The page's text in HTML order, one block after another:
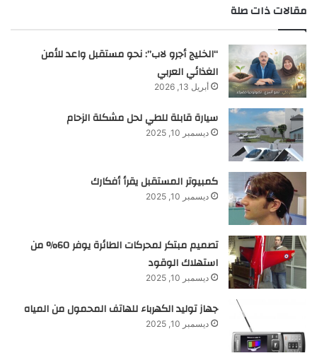
مقالات ذات صلة
“الخليج أجرو لاب”: نحو مستقبل واعد للأمن
الغذائي العربي
أبريل 13, 2026
سيارة قابلة للطي لحل مشكلة الزحام
ديسمبر 10, 2025
كمبيوتر المستقبل يقرأ أفكارك
ديسمبر 10, 2025
تصميم مبتكر لمحركات الطائرة يوفر 60% من
استهلاك الوقود
ديسمبر 10, 2025
جهاز توليد الكهرباء للهاتف المحمول من المياه
ديسمبر 10, 2025